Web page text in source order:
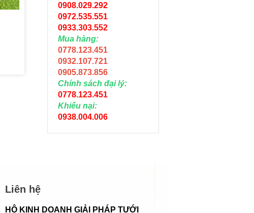
ỐNG TƯỚI LDPE
12MM
3.500đ
Chọn sản phẩm
0908.029.292
0972.535.551
0933.303.552
Mua hàng:
0778.123.451
0932.107.721
0905.873.856
Chính sách đại lý:
0778.123.451
Khiếu nại:
0938.004.006
Liên hệ
HỘ KINH DOANH GIẢI PHÁP TƯỚI